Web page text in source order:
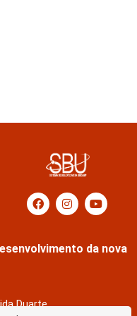
da nova
Duarte